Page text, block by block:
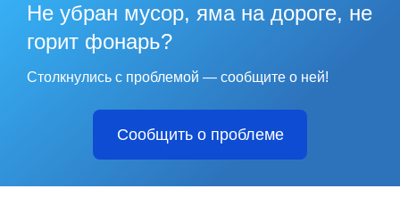
Не убран мусор, яма на дороге, не
горит фонарь?
Столкнулись с проблемой — сообщите о ней!
Сообщить о проблеме